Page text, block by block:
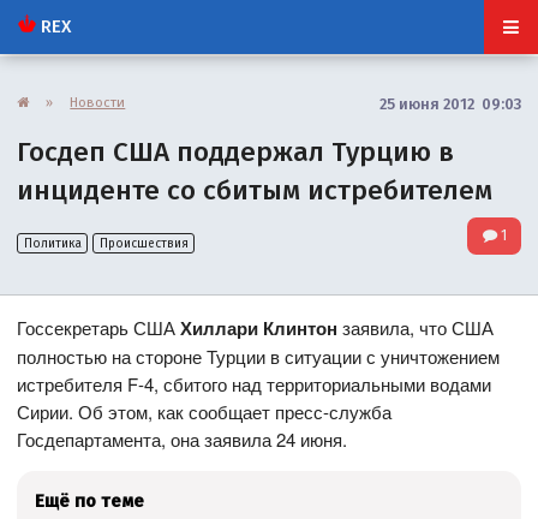
REX
» Новости 25 июня 2012 09:03
Госдеп США поддержал Турцию в
инциденте со сбитым истребителем
Политика Происшествия 1
Госсекретарь СШАХиллари Клинтон заявила, что США
полностью на стороне Турции в ситуации с уничтожением
истребителя F-4, сбитого над территориальными водами
Сирии. Об этом, как сообщает пресс-служба
Госдепартамента, она заявила 24 июня.
Ещё по теме